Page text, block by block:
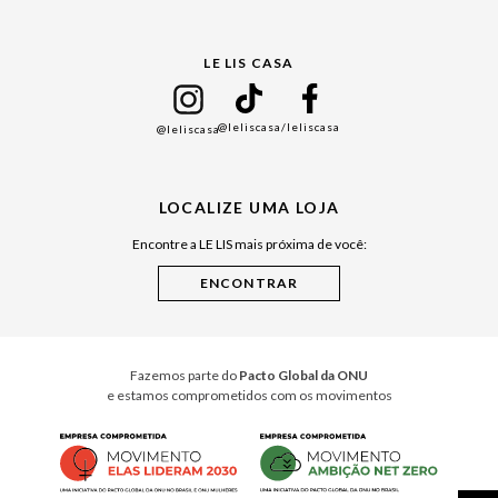
Cuidados Casa
LE LIS CASA
@leliscasa@leliscasa/leliscasa
LOCALIZE UMA LOJA
Encontre a LE LIS mais próxima de você:
Fazemos parte do Pacto Global da ONU
e estamos comprometidos com os movimentos